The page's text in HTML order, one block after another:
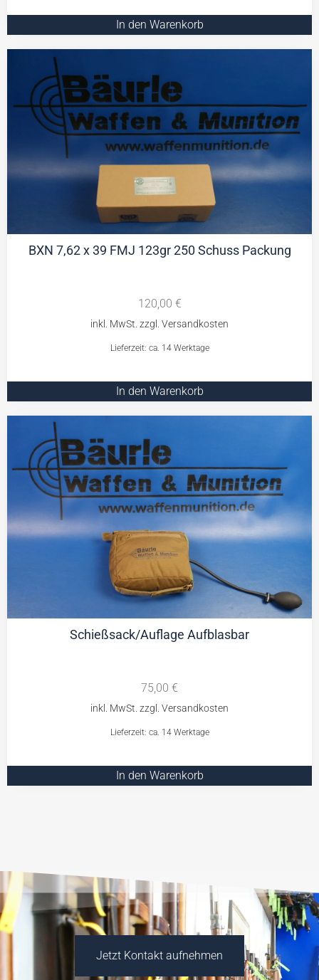
In den Warenkorb
BXN 7,62 x 39 FMJ 123gr 250 Schuss Packung
120,00 €
Lieferzeit: ca. 14 Werktage
In den Warenkorb
Schießsack/Auflage Aufblasbar
75,00 €
Lieferzeit: ca. 14 Werktage
In den Warenkorb
Jetzt Kontakt aufnehmen